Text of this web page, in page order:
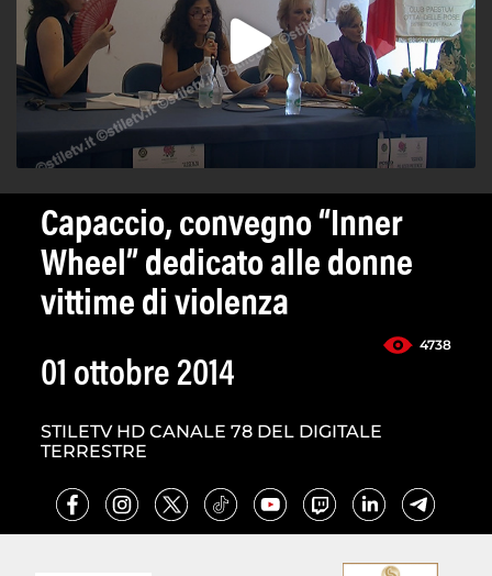
Capaccio, convegno “Inner
Wheel” dedicato alle donne
vittime di violenza
4738
01 ottobre 2014
STILETV HD CANALE 78 DEL DIGITALE
TERRESTRE